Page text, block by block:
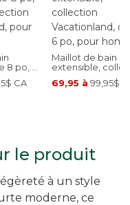
8 po, à
pour
CA
Maillot de bain
extensible,
Vacationland, de
6 po, pour
69,95 à 99,95$
le produit
à un style
moderne, ce